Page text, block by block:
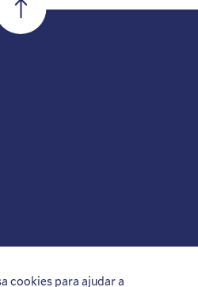
cookies para ajudar a